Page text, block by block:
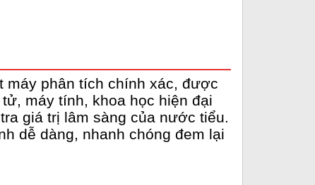
máy phân tích chính xác, được
máy tính, khoa học hiện đại
giá trị lâm sàng của nước tiểu.
dễ dàng, nhanh chóng đem lại